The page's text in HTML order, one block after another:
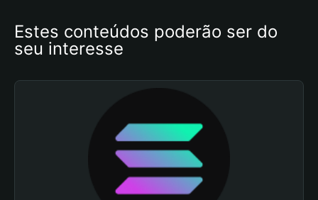
Estes conteúdos poderão ser do
seu interesse